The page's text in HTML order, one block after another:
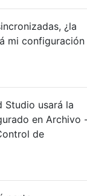
¿la
mi configuración
Studio usará la
en Archivo
de